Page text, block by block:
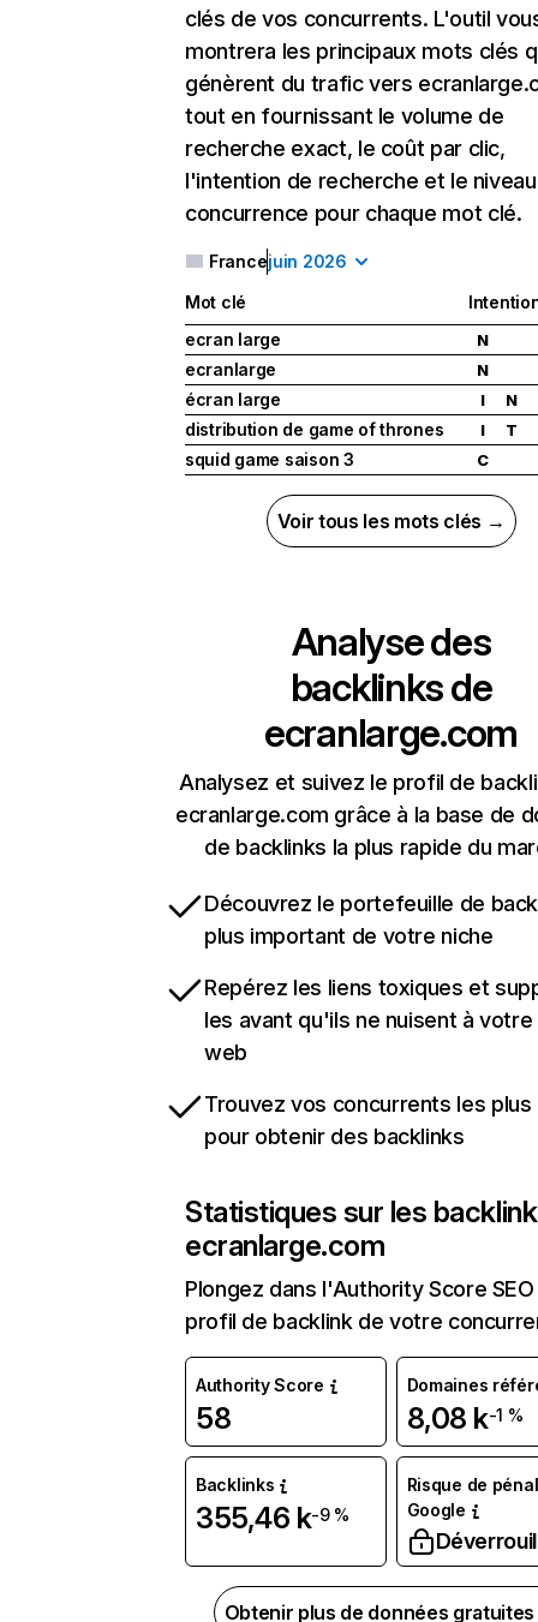
clés de vos concurrents. L'outil
montrera les principaux mots clés
génèrent du trafic vers
tout en fournissant le volume de
recherche exact, le coût par clic,
l'intention de recherche et le
concurrence pour chaque mot clé.
Francejuin 2026
Mot clé
ecran large
N
ecranlarge N
écran large I N
distribution de game of thrones I T
squid game saison 3 C
Voir tous les mots clés →
Analyse des
backlinks de
ecranlarge.com
Analysez et suivez le profil de
ecranlarge.com grâce à la base de
de backlinks la plus rapide du
Découvrez le portefeuille de
plus important de votre niche
Repérez les liens toxiques et
les avant qu'ils ne nuisent à
web
Trouvez vos concurrents les
pour obtenir des backlinks
Statistiques sur les
ecranlarge.com
Plongez dans l'Authority Score
profil de backlink de votre
Authority Score
58
Domaines
8,08 k-1 %
Backlinks
355,46 k-9 %
Risque de
Google
Obtenir plus de données